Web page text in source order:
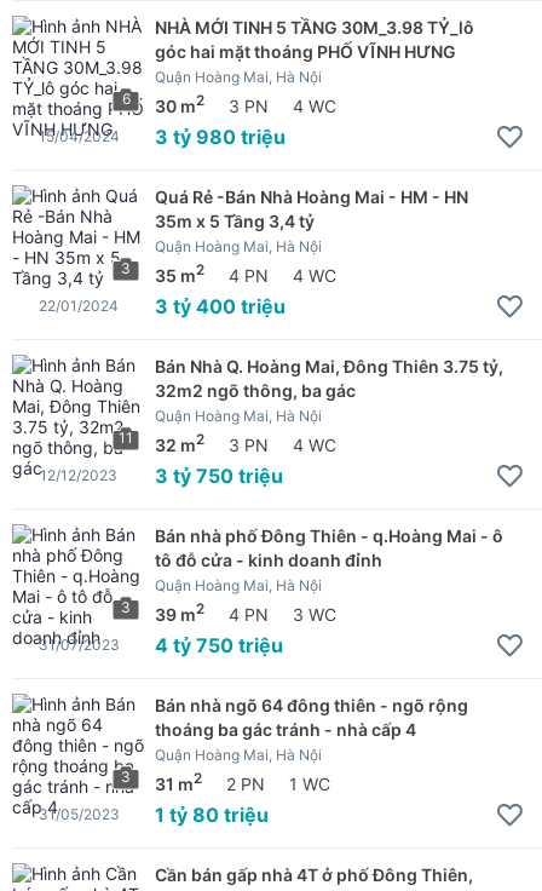
6
NHÀ MỚI TINH 5 TẦNG 30M_3.98 TỶ_lô
góc hai mặt thoáng PHỐ VĨNH HƯNG
Quận Hoàng Mai, Hà Nội
30 m2 3 PN 4 WC
3 tỷ 980 triệu
15/04/2024
3
Quá Rẻ -Bán Nhà Hoàng Mai - HM - HN
35m x 5 Tầng 3,4 tỷ
Quận Hoàng Mai, Hà Nội
35 m2 4 PN 4 WC
3 tỷ 400 triệu
22/01/2024
11
Bán Nhà Q. Hoàng Mai, Đông Thiên 3.75 tỷ,
32m2 ngõ thông, ba gác
Quận Hoàng Mai, Hà Nội
32 m2 3 PN 4 WC
3 tỷ 750 triệu
12/12/2023
3
Bán nhà phố Đông Thiên - q.Hoàng Mai - ô
tô đỗ cửa - kinh doanh đỉnh
Quận Hoàng Mai, Hà Nội
39 m2 4 PN 3 WC
4 tỷ 750 triệu
31/07/2023
3
Bán nhà ngõ 64 đông thiên - ngõ rộng
thoáng ba gác tránh - nhà cấp 4
Quận Hoàng Mai, Hà Nội
31 m2 2 PN 1 WC
1 tỷ 80 triệu
31/05/2023
Cần bán gấp nhà 4T ở phố Đông Thiên,